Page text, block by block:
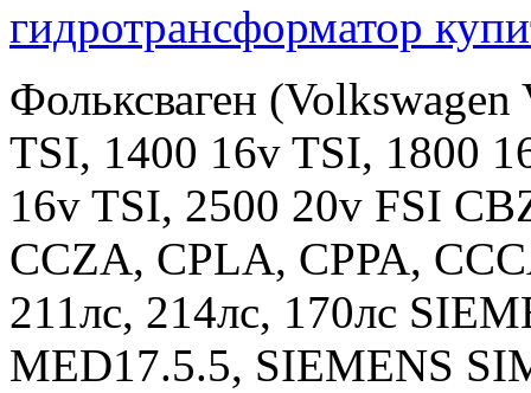
гидротрансформатор
Фольксваген
TSI, 1400 16v TSI, 1800
16v TSI, 2500 20v FSI
CCZA, CPLA, CPPA,
211лс, 214лс, 170лс
MED17.5.5, SIEMENS